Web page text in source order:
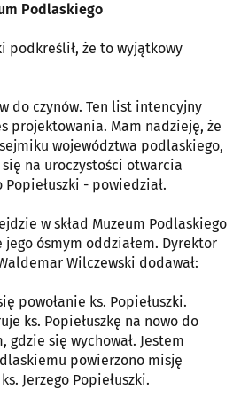
Podlaskiego
podkreślił, że to wyjątkowy
do czynów. Ten list intencyjny
projektowania. Mam nadzieję, że
województwa podlaskiego,
na uroczystości otwarcia
Popiełuszki - powiedział.
w skład Muzeum Podlaskiego
jego ósmym oddziałem. Dyrektor
Wilczewski dodawał:
powołanie ks. Popiełuszki.
ks. Popiełuszkę na nowo do
się wychował. Jestem
powierzono misję
Jerzego Popiełuszki.